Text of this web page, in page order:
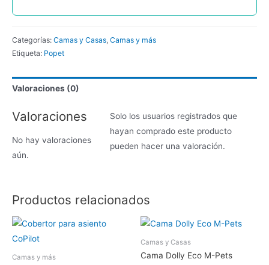
Categorías: Camas y Casas, Camas y más
Etiqueta: Popet
Valoraciones (0)
Valoraciones
No hay valoraciones
aún.
Solo los usuarios registrados que
hayan comprado este producto
pueden hacer una valoración.
Productos relacionados
Camas y más
Camas y Casas
Cama Dolly Eco M-Pets